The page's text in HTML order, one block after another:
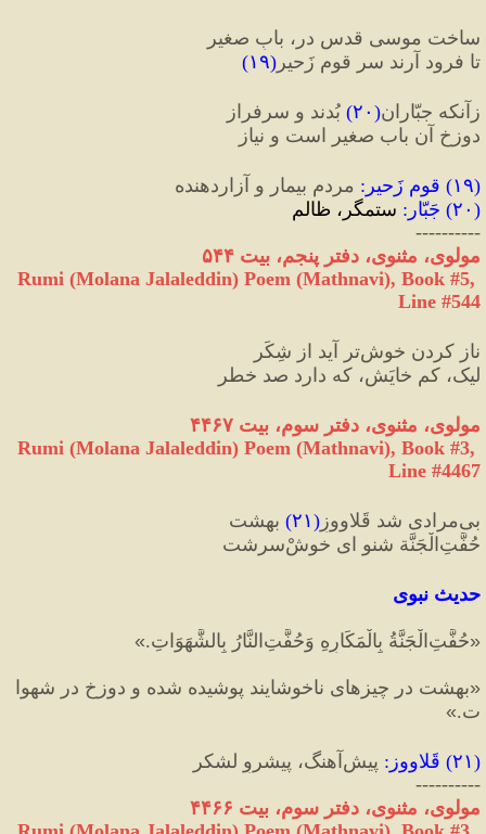
ساخت موسی قدس در، بابِ صغیر
تا فرود آرند سر قومِ زَحیر (۱۹)
زآنکه جبّاران( ۲۰) بُدند و سرفراز
دوزخ آن باب صغیر است و نیاز
(۱۹) قوم زَحیر : مردم بیمار و آزاردهنده
( ۲۰) جَبّار : ستمگر، ظالم
----------
مولوی، مثنوی، دفتر پنجم، بیت ۵۴۴
Rumi (Molana Jalaleddin) Poem (Mathnavi), Book #5,
Line #544
ناز کردن خوش‌تر آید از شِکَر
لیک، کم خایَش، که دارد صد خطر
مولوی، مثنوی، دفتر سوم، بیت ۴۴۶۷
Rumi (Molana Jalaleddin) Poem (Mathnavi), Book #3,
Line #4467
بی‌مرادی شد قَلاووزِ (۲۱) بهشت
حُفَّتِ‌الْجَنَّة شنو ای خوشْ‌سرشت
حدیث نبوی
«حُفَّتِ‌الْجَنَّةُ بِالْمَكَارِهِ وَحُفَّتِ‌النَّارُ بِالشَّهَوَاتِ. »
«بهشت در چیزهای ناخوشایند پوشیده شده و دوزخ در شهوا
ت.»
(۲۱) قَلاووز : پیش‌آهنگ، پیشروِ لشکر
----------
مولوی، مثنوی، دفتر سوم، بیت ۴۴۶۶